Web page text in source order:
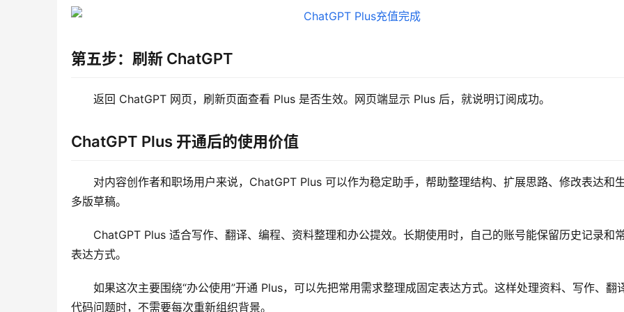
第五步：刷新 ChatGPT
返回 ChatGPT 网页，刷新页面查看 Plus 是否生效。网页端显示 Plus 后，就说明订阅成功。
ChatGPT Plus 开通后的使用价值
对内容创作者和职场用户来说，ChatGPT Plus 可以作为稳定助手，帮助整理结构、扩展思路、修改表达和
多版草稿。
ChatGPT Plus 适合写作、翻译、编程、资料整理和办公提效。长期使用时，自己的账号能保留历史记录和
表达方式。
如果这次主要围绕“办公使用”开通 Plus，可以先把常用需求整理成固定表达方式。这样处理资料、写作、翻
代码问题时，不需要每次重新组织背景。